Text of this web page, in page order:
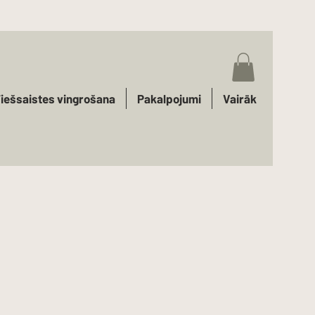
vingrošana Pakalpojumi Vairāk